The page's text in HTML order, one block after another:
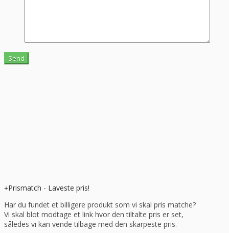
Prismatch - Laveste pris!
Har du fundet et billigere produkt som vi skal pris matche?
Vi skal blot modtage et link hvor den tiltalte pris er set,
således vi kan vende tilbage med den skarpeste pris.